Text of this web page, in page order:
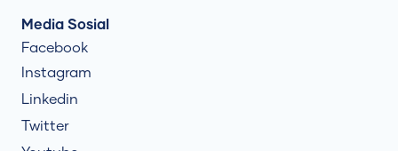
Media Sosial
Facebook
Instagram
Linkedin
Twitter